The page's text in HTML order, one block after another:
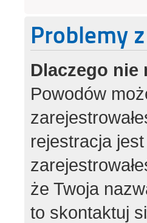
Problemy
Dlaczego nie
Powodów
rejestracja
że Twoja
to skontaktuj